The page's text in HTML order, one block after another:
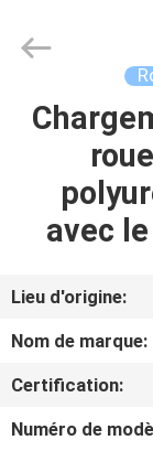
MAISON
PRODUITS
AU
DE
NOUS
Metal
Reserved.
avec
Lieu d'origine:
Nom de marque:
Certification:
Numéro de